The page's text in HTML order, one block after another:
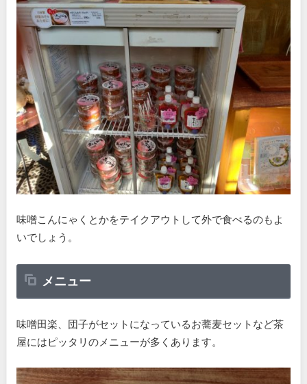
味噌こんにゃくとかをテイクアウトして外で食べるのもよ
いでしょう。
メニュー
味噌田楽、団子がセットになっているお蕎麦セットなど茶
屋にはピッタリのメニューが多くあります。